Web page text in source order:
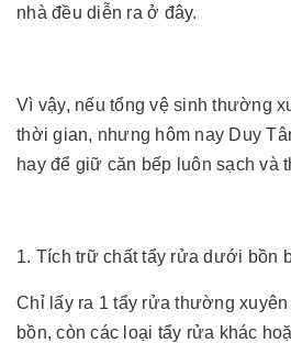
nhà đều diễn ra ở đây.
Vì vậy, nếu tổng vệ sinh thường
thời gian, nhưng hôm nay Duy
hay để giữ căn bếp luôn sạch và
1. Tích trữ chất tẩy rửa dưới bồn
Chỉ lấy ra 1 tẩy rửa thường
bồn, còn các loại tẩy rửa khác